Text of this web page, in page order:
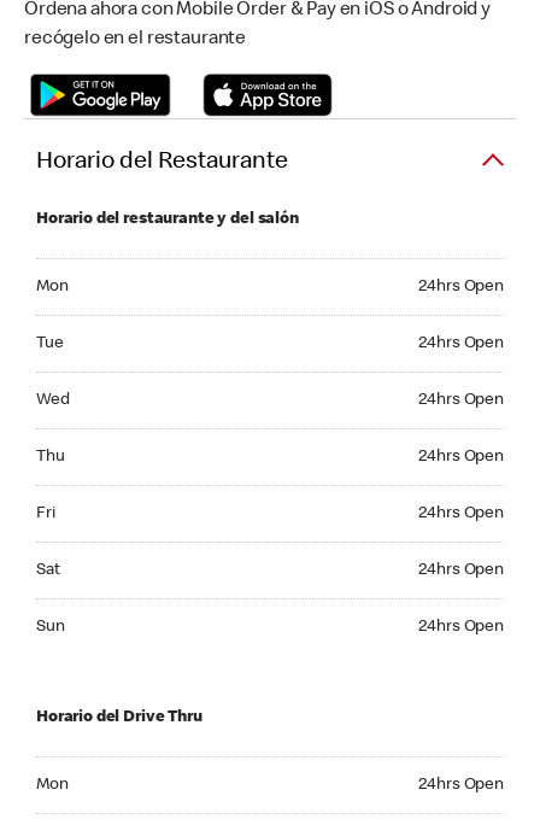
Ordena ahora con Mobile Order & Pay en iOS o Android y
recógelo en el restaurante
Horario del Restaurante
Horario del restaurante y del salón
Mon 24hrs Open
Tue 24hrs Open
Wed 24hrs Open
Thu 24hrs Open
Fri 24hrs Open
Sat 24hrs Open
Sun 24hrs Open
Horario del Drive Thru
Mon 24hrs Open